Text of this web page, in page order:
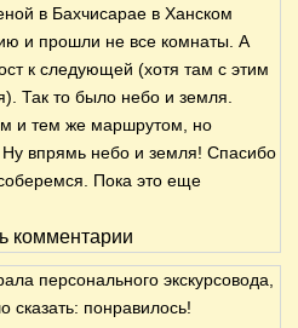
в Бахчисарае в Ханском
и прошли не все комнаты. А
к следующей (хотя там с этим
Так то было небо и земля.
и тем же маршрутом, но
впрямь небо и земля! Спасибо
Пока это еще
комментарии
персонального экскурсовода,
сказать: понравилось!